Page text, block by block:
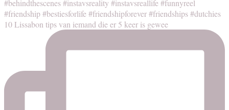
10 Lissabon tips van iemand die er 5 keer is gewee